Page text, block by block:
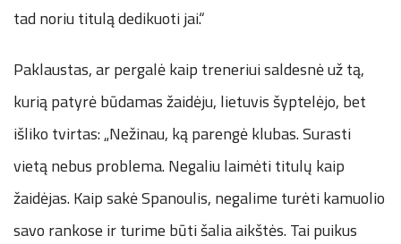
tad noriu titulą dedikuoti jai.“
Paklaustas, ar pergalė kaip treneriui saldesnė už tą,
kurią patyrė būdamas žaidėju, lietuvis šyptelėjo, bet
išliko tvirtas: „Nežinau, ką parengė klubas. Surasti
vietą nebus problema. Negaliu laimėti titulų kaip
žaidėjas. Kaip sakė Spanoulis, negalime turėti kamuolio
savo rankose ir turime būti šalia aikštės. Tai puikus